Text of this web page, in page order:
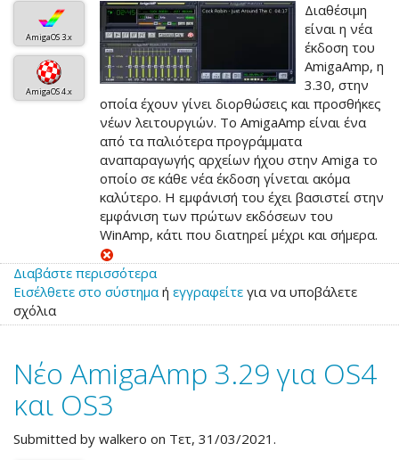
AmigaOS 3.x
AmigaOS 4.x
Διαθέσιμη
είναι η νέα
έκδοση του
AmigaAmp, η
3.30, στην
οποία έχουν γίνει διορθώσεις και προσθήκες
νέων λειτουργιών. Το AmigaAmp είναι ένα
από τα παλιότερα προγράμματα
αναπαραγωγής αρχείων ήχου στην Amiga το
οποίο σε κάθε νέα έκδοση γίνεται ακόμα
καλύτερο. Η εμφάνισή του έχει βασιστεί στην
εμφάνιση των πρώτων εκδόσεων του
WinAmp, κάτι που διατηρεί μέχρι και σήμερα.
Διαβάστε περισσότεραγια
το
AmigaAmp
για
OS4
Εισέλθετε στο σύστημαή εγγραφείτε για να υποβάλετε
σχόλια
Νέο AmigaAmp 3.29 για OS4
και OS3
Submitted by walkero on Τετ, 31/03/2021.